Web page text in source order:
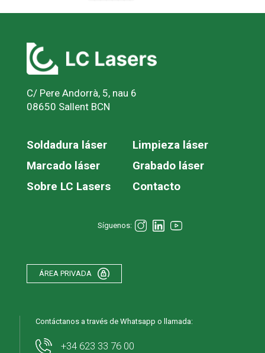
C/ Pere Andorrà, 5, nau 6
08650 Sallent BCN
Soldadura láser
Limpieza láser
Marcado láser
Grabado láser
Sobre LC Lasers
Contacto
Síguenos:
ÁREA PRIVADA
Contáctanos a través de Whatsapp o llamada:
+34 623 33 76 00